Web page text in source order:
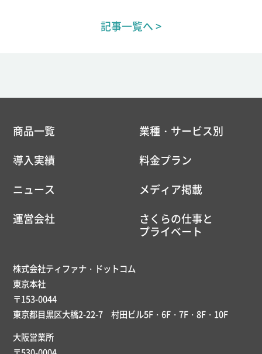
記事一覧へ >
商品一覧
業種・サービス別
導入実績
料金プラン
ニュース
メディア掲載
運営会社
さくらの仕事と
プライベート
株式会社ティファナ・ドットコム
東京本社
〒153-0044
東京都目黒区大橋2-22-7 村田ビル5F・6F・7F・8F・10F
大阪営業所